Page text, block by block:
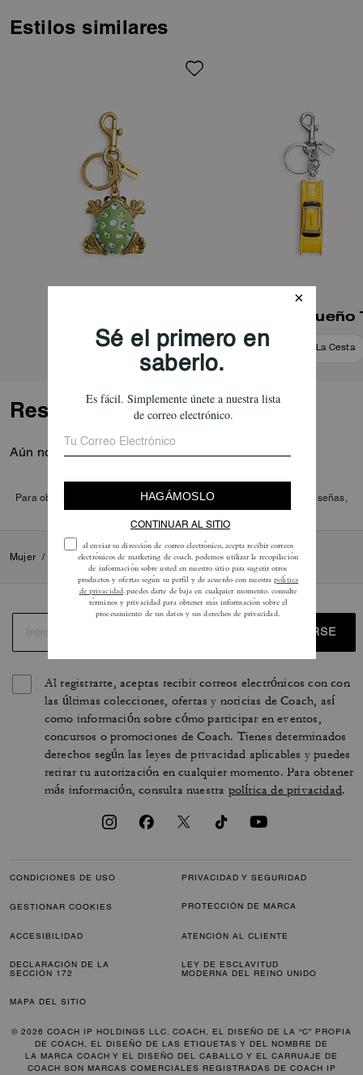
Estilos similares
Añadir A La Cesta Añadir A La Cesta
Reseñas
Aún no hay opiniones.
Para obtener más información sobre cómo verificamos nuestras reseñas,
lee másaquí.
Mujer / Accesorios y joyas / Charms para bolso y llaveros
REGISTRARSE
Al registrarte, aceptas recibir correos electrónicos con con
las últimas colecciones, ofertas y noticias de Coach, así
como información sobre cómo participar en eventos,
concursos o promociones de Coach. Tienes determinados
derechos según las leyes de privacidad aplicables y puedes
retirar tu autorización en cualquier momento. Para obtener
más información, consulta nuestra política de privacidad.
CONDICIONES DE USO PRIVACIDAD Y SEGURIDAD
GESTIONAR COOKIES PROTECCIÓN DE MARCA
ACCESIBILIDAD ATENCIÓN AL CLIENTE
DECLARACIÓN DE LA
SECCIÓN 172
LEY DE ESCLAVITUD
MODERNA DEL REINO UNIDO
MAPA DEL SITIO
© 2026 COACH IP HOLDINGS LLC. COACH, EL DISEÑO DE LA “C” PROPIA
DE COACH, EL DISEÑO DE LAS ETIQUETAS Y DEL NOMBRE DE
LA MARCA COACH Y EL DISEÑO DEL CABALLO Y EL CARRUAJE DE
COACH SON MARCAS COMERCIALES REGISTRADAS DE COACH IP